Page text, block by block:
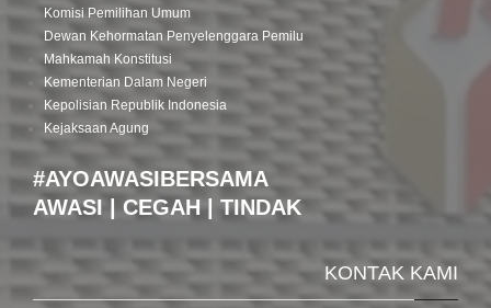
Komisi Pemilihan Umum
Dewan Kehormatan Penyelenggara Pemilu
Mahkamah Konstitusi
Kementerian Dalam Negeri
Kepolisian Republik Indonesia
Kejaksaan Agung
#AYOAWASIBERSAMA
AWASI | CEGAH | TINDAK
KONTAK KAMI